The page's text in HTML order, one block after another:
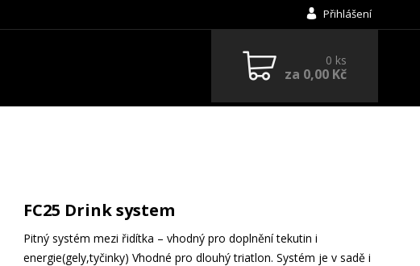
Přihlášení
0 ks
za 0,00 Kč
FC25 Drink system
Pitný systém mezi řidítka – vhodný pro doplnění tekutin i
energie(gely,tyčinky) Vhodné pro dlouhý triatlon. Systém je v sadě i